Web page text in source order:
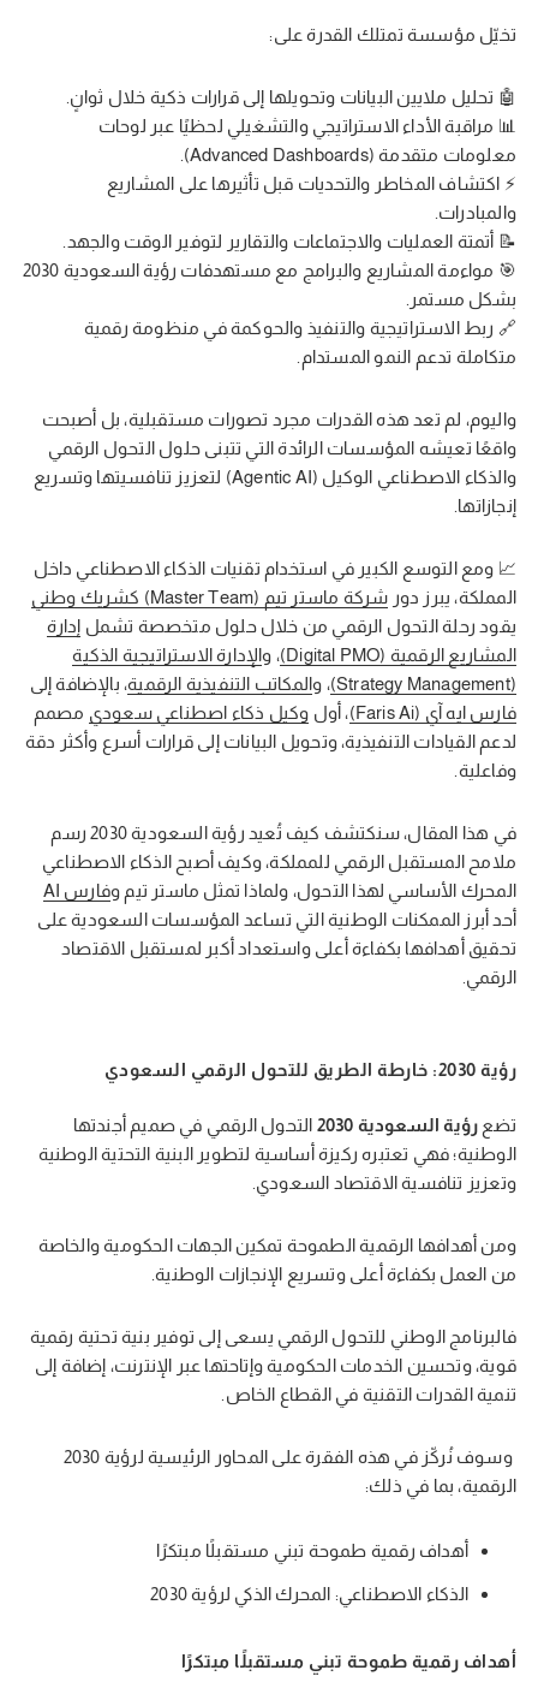
تخيّل مؤسسة تمتلك القدرة على:
🤖 تحليل ملايين البيانات وتحويلها إلى قرارات ذكية خلال ثوانٍ.
📊 مراقبة الأداء الاستراتيجي والتشغيلي لحظيًا عبر لوحات
معلومات متقدمة (Advanced Dashboards).
⚡ اكتشاف المخاطر والتحديات قبل تأثيرها على المشاريع
والمبادرات.
📝 أتمتة العمليات والاجتماعات والتقارير لتوفير الوقت والجهد.
🎯 مواءمة المشاريع والبرامج مع مستهدفات رؤية السعودية 2030
بشكل مستمر.
🔗 ربط الاستراتيجية والتنفيذ والحوكمة في منظومة رقمية
متكاملة تدعم النمو المستدام.
واليوم، لم تعد هذه القدرات مجرد تصورات مستقبلية، بل أصبحت
واقعًا تعيشه المؤسسات الرائدة التي تتبنى حلول التحول الرقمي
والذكاء الاصطناعي الوكيل (Agentic AI) لتعزيز تنافسيتها وتسريع
إنجازاتها.
📈 ومع التوسع الكبير في استخدام تقنيات الذكاء الاصطناعي داخل
المملكة، يبرز دور شركة ماستر تيم (Master Team) كشريك وطني
يقود رحلة التحول الرقمي من خلال حلول متخصصة تشمل إدارة
المشاريع الرقمية (Digital PMO)
، والإدارة الاستراتيجية الذكية
(Strategy Management)
، والمكاتب التنفيذية الرقمية، بالإضافة إلى
فارس ايه آي (Faris Ai)
، أول وكيل ذكاء اصطناعي سعودي مصمم
لدعم القيادات التنفيذية، وتحويل البيانات إلى قرارات أسرع وأكثر دقة
وفاعلية.
في هذا المقال، سنكتشف كيف تُعيد رؤية السعودية 2030 رسم
ملامح المستقبل الرقمي للمملكة، وكيف أصبح الذكاء الاصطناعي
المحرك الأساسي لهذا التحول، ولماذا تمثل ماستر تيم وفارس AI
أحد أبرز الممكنات الوطنية التي تساعد المؤسسات السعودية على
تحقيق أهدافها بكفاءة أعلى واستعداد أكبر لمستقبل الاقتصاد
الرقمي.
رؤية 2030: خارطة الطريق للتحول الرقمي السعودي
تضع رؤية السعودية 2030
التحول الرقمي في صميم أجندتها
الوطنية؛ فهي تعتبره ركيزة أساسية لتطوير البنية التحتية الوطنية
وتعزيز تنافسية الاقتصاد السعودي.
ومن أهدافها الرقمية الطموحة تمكين الجهات الحكومية والخاصة
من العمل بكفاءة أعلى وتسريع الإنجازات الوطنية.
فالبرنامج الوطني للتحول الرقمي يسعى إلى توفير بنية تحتية رقمية
قوية، وتحسين الخدمات الحكومية وإتاحتها عبر الإنترنت، إضافة إلى
تنمية القدرات التقنية في القطاع الخاص.
وسوف نُركّز في هذه الفقرة على المحاور الرئيسية لرؤية 2030
الرقمية، بما في ذلك:
أهداف رقمية طموحة تبني مستقبلًا مبتكرًا
الذكاء الاصطناعي: المحرك الذكي لرؤية 2030
أهداف رقمية طموحة تبني مستقبلًا مبتكرًا